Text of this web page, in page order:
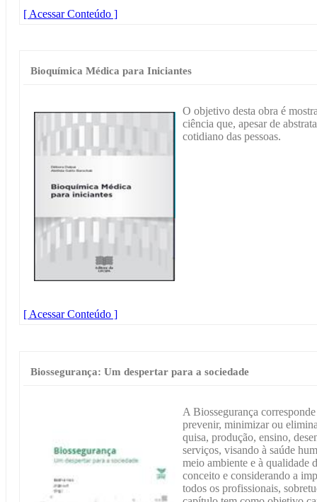
[ Acessar Conteúdo ]
Bioquímica Médica para Iniciantes
O objetivo desta obra é
ciência que, apesar de
cotidiano das pessoas.
[ Acessar Conteúdo ]
Biossegurança: Um despertar para a sociedade
A Biossegurança
prevenir, minimizar ou
quisa, produção, ensino,
serviços, visando à saúde
meio ambiente e à qualidade
conceito e considerando a
todos os profissionais,